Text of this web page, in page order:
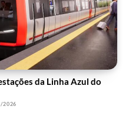
da Linha Azul do
2026